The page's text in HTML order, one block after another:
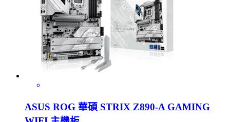
ASUS ROG 華碩 STRIX Z890-A GAMING